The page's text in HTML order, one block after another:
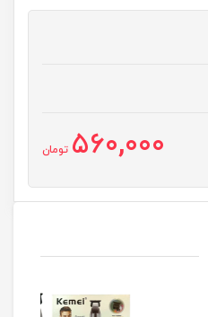
560,000 تومان